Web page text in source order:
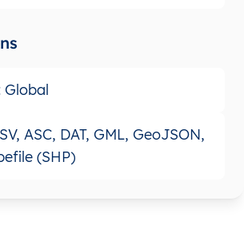
Global
ASC, DAT, GML, GeoJSON,
(SHP)